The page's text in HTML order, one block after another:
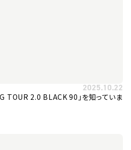
2025.10.22
TOUR 2.0 BLACK 90」を知っていま